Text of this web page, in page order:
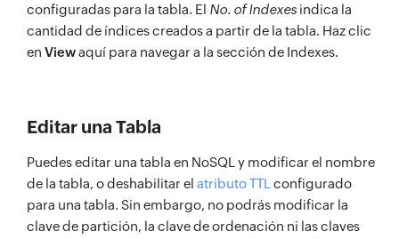
configuradas para la tabla. El No. of Indexes indica la
cantidad de índices creados a partir de la tabla. Haz clic
en Viewaquí para navegar a la sección de Indexes.
Editar una Tabla
Puedes editar una tabla en NoSQL y modificar el nombre
de la tabla, o deshabilitar el atributo TTL configurado
para una tabla. Sin embargo, no podrás modificar la
clave de partición, la clave de ordenación ni las claves